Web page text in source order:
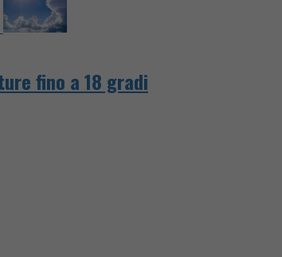
fino a 18 gradi